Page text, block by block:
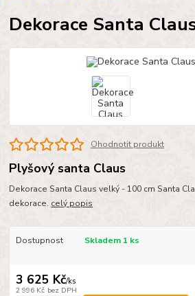
Dekorace Santa
Ohodnotit produkt
Plyšový santa Claus
Dekorace Santa Claus velký - 100 cm Santa
dekorace. celý popis
Dostupnost Skladem 1 ks
3 625 Kč/ks
2 996 Kč bez DPH